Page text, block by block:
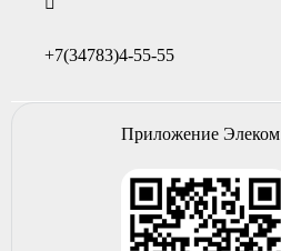
+7(34783)4-55-55
Приложение Элеком